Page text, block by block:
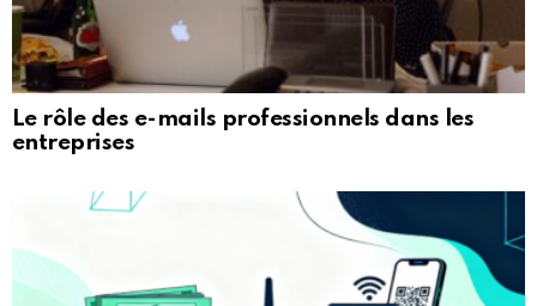
Le rôle des e-mails professionnels dans les
entreprises